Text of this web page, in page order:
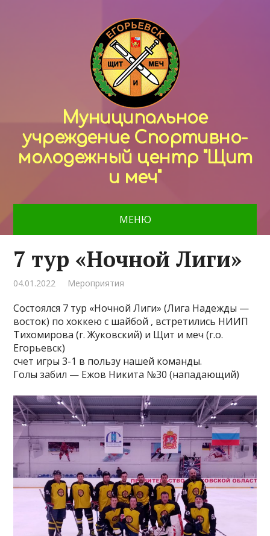
Муниципальное
учреждение Спортивно-
молодежный центр "Щит
и меч"
МЕНЮ
7 тур «Ночной Лиги»
04.01.2022 Мероприятия
Состоялся 7 тур «Ночной Лиги» (Лига Надежды —
восток) по хоккею с шайбой , встретились НИИП
Тихомирова (г. Жуковский) и Щит и меч (г.о.
Егорьевск)
счет игры 3-1 в пользу нашей команды.
Голы забил — Ежов Никита №30 (нападающий)